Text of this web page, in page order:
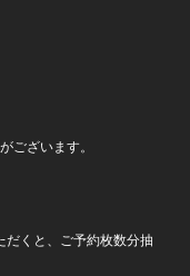
ございます。
だくと、ご予約枚数分抽